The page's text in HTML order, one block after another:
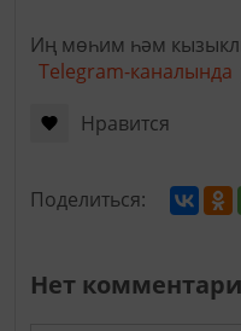
Иң мөһим һәм
Telegram-каналында
Нравится
Поделиться:
Нет